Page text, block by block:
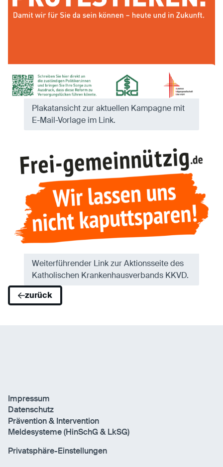
Plakatansicht zur aktuellen Kampagne mit
E-Mail-Vorlage im Link.
Weiterführender Link zur Aktionsseite des
Katholischen Krankenhausverbands KKVD.
zurück
Impressum
Datenschutz
Prävention & Intervention
Meldesysteme (HinSchG & LkSG)
Privatsphäre-Einstellungen